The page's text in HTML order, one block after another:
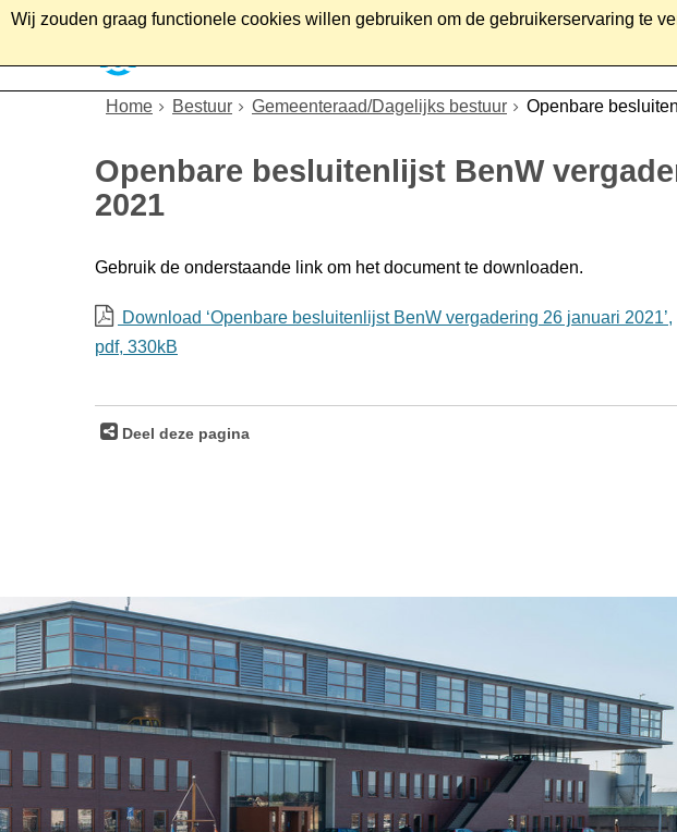
Wij zouden graag functionele cookies willen gebruiken om de gebruikerservaring te
Home Bestuur Gemeenteraad/Dagelijks bestuur Openbare
Openbare besluitenlijst BenW
2021
Gebruik de onderstaande link om het document te downloaden.
Download ‘Openbare besluitenlijst BenW vergadering 26 januari 2021’,
pdf, 330kB
Deel deze pagina